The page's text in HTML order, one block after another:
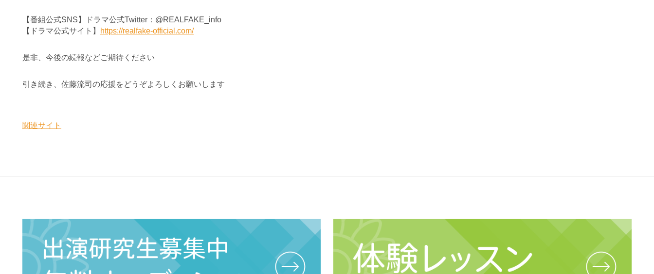
【番組公式SNS】ドラマ公式Twitter：@REALFAKE_info
【ドラマ公式サイト】
https://realfake-official.com/
是非、今後の続報などご期待ください
引き続き、佐藤流司の応援をどうぞよろしくお願いします
関連サイト